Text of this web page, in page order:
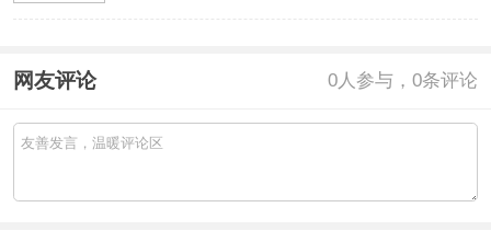
网友评论 0人参与，0条评论